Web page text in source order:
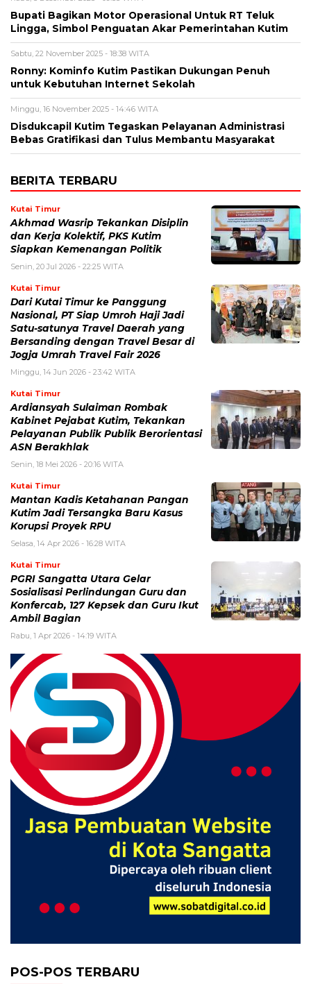
Bupati Bagikan Motor Operasional Untuk RT Teluk
Lingga, Simbol Penguatan Akar Pemerintahan Kutim
Sabtu, 22 November 2025 - 18:38 WITA
Ronny: Kominfo Kutim Pastikan Dukungan Penuh
untuk Kebutuhan Internet Sekolah
Minggu, 16 November 2025 - 14:46 WITA
Disdukcapil Kutim Tegaskan Pelayanan Administrasi
Bebas Gratifikasi dan Tulus Membantu Masyarakat
BERITA TERBARU
Kutai Timur
Akhmad Wasrip Tekankan Disiplin
dan Kerja Kolektif, PKS Kutim
Siapkan Kemenangan Politik
Senin, 20 Jul 2026 - 22:25 WITA
Kutai Timur
Dari Kutai Timur ke Panggung
Nasional, PT Siap Umroh Haji Jadi
Satu-satunya Travel Daerah yang
Bersanding dengan Travel Besar di
Jogja Umrah Travel Fair 2026
Minggu, 14 Jun 2026 - 23:42 WITA
Kutai Timur
Ardiansyah Sulaiman Rombak
Kabinet Pejabat Kutim, Tekankan
Pelayanan Publik Publik Berorientasi
ASN Berakhlak
Senin, 18 Mei 2026 - 20:16 WITA
Kutai Timur
Mantan Kadis Ketahanan Pangan
Kutim Jadi Tersangka Baru Kasus
Korupsi Proyek RPU
Selasa, 14 Apr 2026 - 16:28 WITA
Kutai Timur
PGRI Sangatta Utara Gelar
Sosialisasi Perlindungan Guru dan
Konfercab, 127 Kepsek dan Guru Ikut
Ambil Bagian
Rabu, 1 Apr 2026 - 14:19 WITA
POS-POS TERBARU